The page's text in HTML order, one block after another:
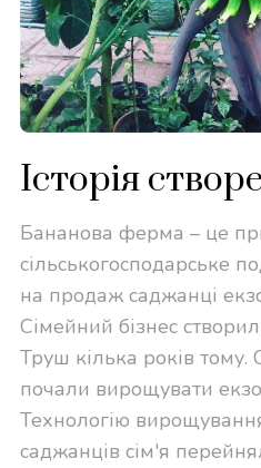
Історія
Бананова ферма – це
сільськогосподарське
на продаж саджанці
Сімейний бізнес
Труш кілька років
почали вирощувати
Технологію
саджанців сім'я